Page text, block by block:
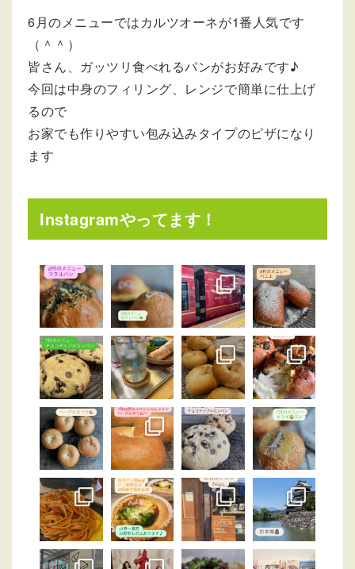
6月のメニューではカルツオーネが1番人気です
（＾＾）
皆さん、ガッツリ食べれるパンがお好みです♪
今回は中身のフィリング、レンジで簡単に仕上げ
るので
お家でも作りやすい包み込みタイプのピザになり
ます
Instagramやってます！